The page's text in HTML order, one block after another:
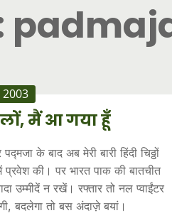
2003
मैं आ गया हूँ
के बाद अब मेरी बारी हिंदी चिठ्ठों
प्रवेश की। पर भारत पाक की बातचीत
उम्मीदें न रखें। रफ्तार तो नल प्वाईंटर
बदलेगा तो बस अंदाज़े बयां।